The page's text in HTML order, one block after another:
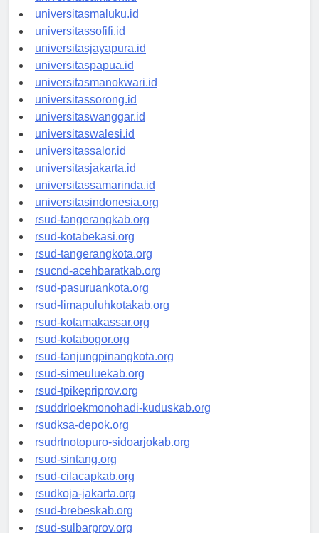
universitasambon.id
universitasmaluku.id
universitassofifi.id
universitasjayapura.id
universitaspapua.id
universitasmanokwari.id
universitassorong.id
universitaswanggar.id
universitaswalesi.id
universitassalor.id
universitasjakarta.id
universitassamarinda.id
universitasindonesia.org
rsud-tangerangkab.org
rsud-kotabekasi.org
rsud-tangerangkota.org
rsucnd-acehbaratkab.org
rsud-pasuruankota.org
rsud-limapuluhkotakab.org
rsud-kotamakassar.org
rsud-kotabogor.org
rsud-tanjungpinangkota.org
rsud-simeuluekab.org
rsud-tpikepriprov.org
rsuddrloekmonohadi-kuduskab.org
rsudksa-depok.org
rsudrtnotopuro-sidoarjokab.org
rsud-sintang.org
rsud-cilacapkab.org
rsudkoja-jakarta.org
rsud-brebeskab.org